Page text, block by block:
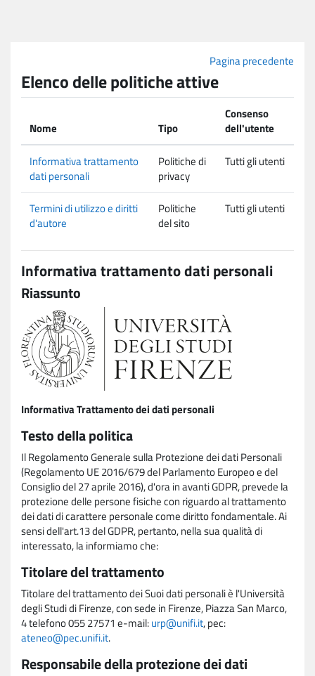
Pagina precedente
Elenco delle politiche attive
Nome Tipo
Consenso
dell'utente
Informativa trattamento
dati personali
Politiche di
privacy
Tutti gli utenti
Termini di utilizzo e diritti
d'autore
Politiche
del sito
Tutti gli utenti
Informativa trattamento dati personali
Riassunto
Informativa Trattamento dei dati personali
Testo della politica
Il Regolamento Generale sulla Protezione dei dati Personali
(Regolamento UE 2016/679 del Parlamento Europeo e del
Consiglio del 27 aprile 2016), d'ora in avanti GDPR, prevede la
protezione delle persone fisiche con riguardo al trattamento
dei dati di carattere personale come diritto fondamentale. Ai
sensi dell'art.13 del GDPR, pertanto, nella sua qualità di
interessato, la informiamo che:
Titolare del trattamento
Titolare del trattamento dei Suoi dati personali è l'Università
degli Studi di Firenze, con sede in Firenze, Piazza San Marco,
4 telefono 055 27571 e-mail:urp@unifi.it, pec:
ateneo@pec.unifi.it.
Responsabile della protezione dei dati